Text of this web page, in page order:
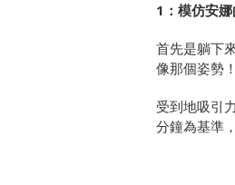
1：模仿安
首先是躺下
像那個姿勢！
受到地吸引
分鐘為基準